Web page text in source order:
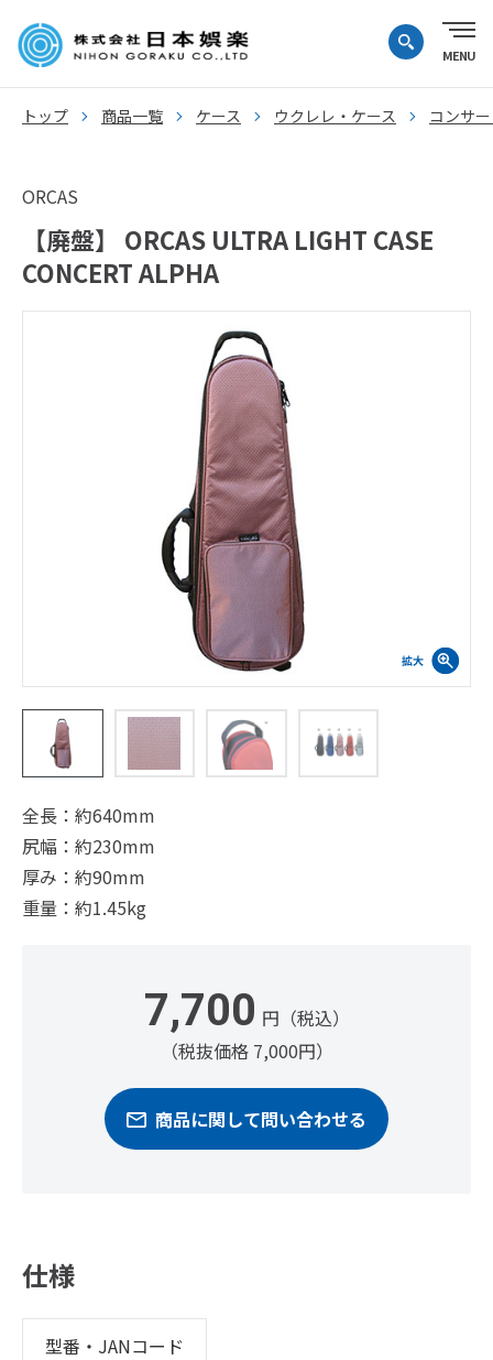
トップ 商品一覧 ケース ウクレレ・ケース コンサ
ORCAS
【廃盤】 ORCAS ULTRA LIGHT CASE
CONCERT ALPHA
全長：約640mm
尻幅：約230mm
厚み：約90mm
重量：約1.45kg
7,700 円（税込）
（税抜価格 7,000円）
商品に関して問い合わせる
仕様
型番・JANコード